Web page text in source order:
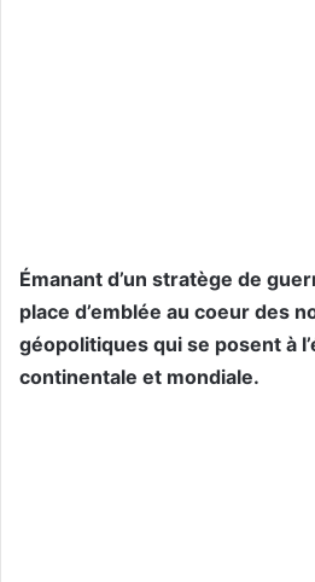
Émanant d’un stratège de
place d’emblée au coeur des
géopolitiques qui se posent à
continentale et mondiale.